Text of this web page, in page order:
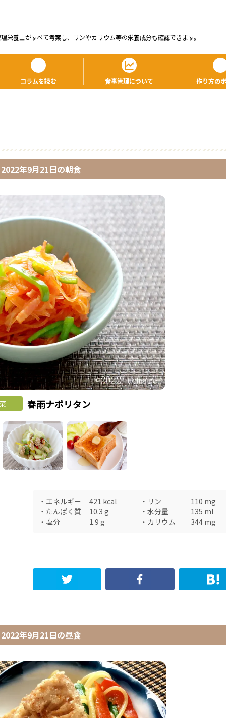
栄養⼠がすべて考案し、リンやカリウム等の栄養成分も確認できます。
コラムを読む 食事管理について 作り方の
2022年9月21日の朝食
春雨ナポリタン
・ エネルギー 421 kcal ・ リン 110 mg
・ たんぱく質 10.3 g ・ 水分量 135 ml
・ 塩分 1.9 g ・ カリウム 344 mg
2022年9月21日の昼食